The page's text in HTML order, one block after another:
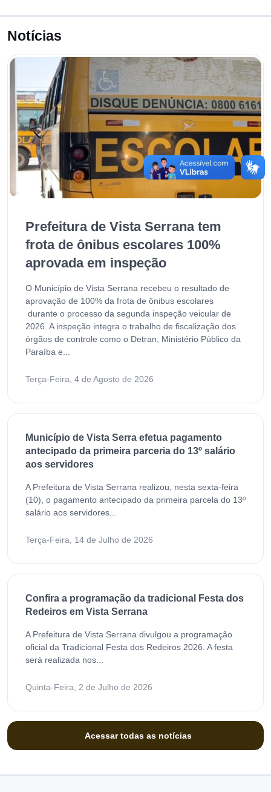
Notícias
Prefeitura de Vista Serrana tem
frota de ônibus escolares 100%
aprovada em inspeção
O Município de Vista Serrana recebeu o resultado de
aprovação de 100% da frota de ônibus escolares
durante o processo da segunda inspeção veicular de
2026. A inspeção integra o trabalho de fiscalização dos
órgãos de controle como o Detran, Ministério Público da
Paraíba e...
Terça-Feira, 4 de Agosto de 2026
Município de Vista Serra efetua pagamento
antecipado da primeira parceria do 13º salário
aos servidores
A Prefeitura de Vista Serrana realizou, nesta sexta-feira
(10), o pagamento antecipado da primeira parcela do 13º
salário aos servidores...
Terça-Feira, 14 de Julho de 2026
Confira a programação da tradicional Festa dos
Redeiros em Vista Serrana
A Prefeitura de Vista Serrana divulgou a programação
oficial da Tradicional Festa dos Redeiros 2026. A festa
será realizada nos...
Quinta-Feira, 2 de Julho de 2026
Acessar todas as notícias